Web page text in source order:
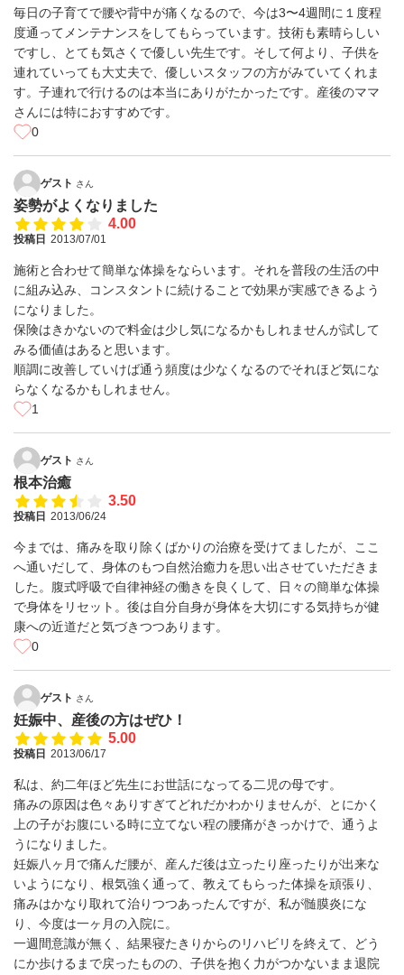
毎日の子育てで腰や背中が痛くなるので、今は3〜4週間に１度程
度通ってメンテナンスをしてもらっています。技術も素晴らしい
ですし、とても気さくで優しい先生です。そして何より、子供を
連れていっても大丈夫で、優しいスタッフの方がみていてくれま
す。子連れで行けるのは本当にありがたかったです。産後のママ
さんには特におすすめです。
0
ゲスト さん
姿勢がよくなりました
4.00
投稿日 2013/07/01
施術と合わせて簡単な体操をならいます。それを普段の生活の中
に組み込み、コンスタントに続けることで効果が実感できるよう
になりました。
保険はきかないので料金は少し気になるかもしれませんが試して
みる価値はあると思います。
順調に改善していけば通う頻度は少なくなるのでそれほど気にな
らなくなるかもしれません。
1
ゲスト さん
根本治癒
3.50
投稿日 2013/06/24
今までは、痛みを取り除くばかりの治療を受けてましたが、ここ
へ通いだして、身体のもつ自然治癒力を思い出させていただきま
した。腹式呼吸で自律神経の働きを良くして、日々の簡単な体操
で身体をリセット。後は自分自身が身体を大切にする気持ちが健
康への近道だと気づきつつあります。
0
ゲスト さん
妊娠中、産後の方はぜひ！
5.00
投稿日 2013/06/17
私は、約二年ほど先生にお世話になってる二児の母です。
痛みの原因は色々ありすぎてどれだかわかりませんが、とにかく
上の子がお腹にいる時に立てない程の腰痛がきっかけで、通うよ
うになりました。
妊娠八ヶ月で痛んだ腰が、産んだ後は立ったり座ったりが出来な
いようになり、根気強く通って、教えてもらった体操を頑張り、
痛みはかなり取れて治りつつあったんですが、私が髄膜炎にな
り、今度は一ヶ月の入院に。
一週間意識が無く、結果寝たきりからのリハビリを終えて、どう
にか歩けるまで戻ったものの、子供を抱く力がつかないまま退院